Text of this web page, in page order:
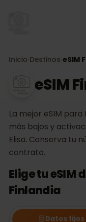
Inicio Destinos eSIM
eSIM
La mejor eSIM para
más bajos y
Elisa. Conserva tu
contrato.
Elige tu eSIM
Finlandia
Datos fijos